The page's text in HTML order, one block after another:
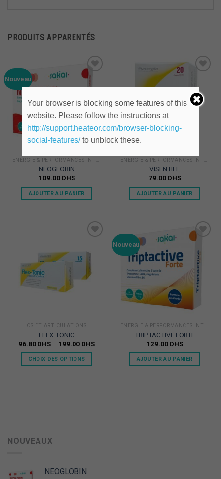
PRODUITS APPARENTÉS
Nouveau
Ajouter
à la
d'envie
NEOGLOBIN
109.00 DHS
AJOUTER AU PANIER
Liste
d'envie
VISENTIEL
79.00 DHS
AJOUTER AU PANIER
à la
d'envie
OS ET ARTICULATIONS
FLEX TONIC
96.80 DHS – 199.00 DHS
CHOIX DES OPTIONS
Nouveau
à la
Liste
d'envie
TRIPTACTIVE FORTE
129.00 DHS
AJOUTER AU PANIER
NOUVEAUX
NEOGLOBIN
Your browser is blocking some features of this
website. Please follow the instructions at
http://support.heateor.com/browser-blocking-
social-features/to unblock these.